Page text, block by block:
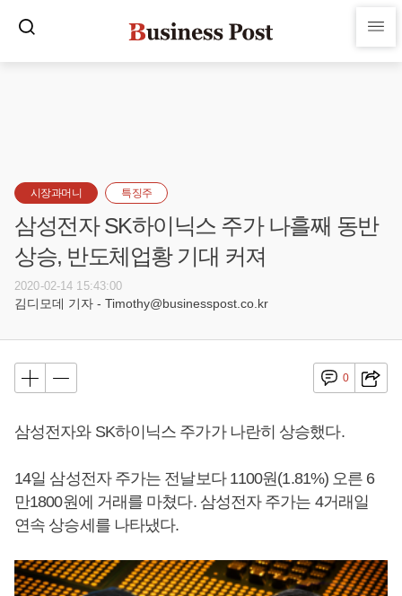
시장과머니 특징주
삼성전자 SK하이닉스 주가 나흘째 동반
상승, 반도체업황 기대 커져
2020-02-14 15:43:00
김디모데 기자 - Timothy@businesspost.co.kr
0
삼성전자와 SK하이닉스 주가가 나란히 상승했다.
14일 삼성전자 주가는 전날보다 1100원(1.81%) 오른 6
만1800원에 거래를 마쳤다. 삼성전자 주가는 4거래일
연속 상승세를 나타냈다.